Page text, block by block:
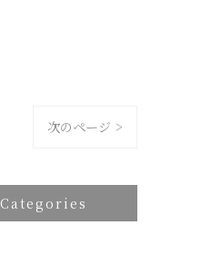
次のページ >
Categories